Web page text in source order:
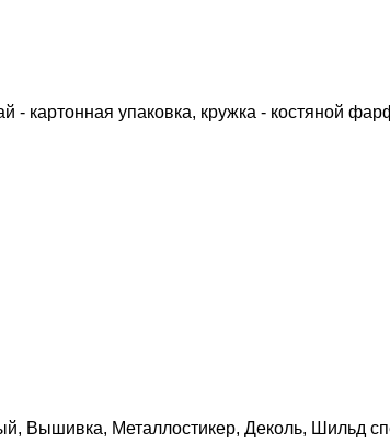
- картонная упаковка, кружка - костяной
Вышивка, Металлостикер, Деколь, Шильд